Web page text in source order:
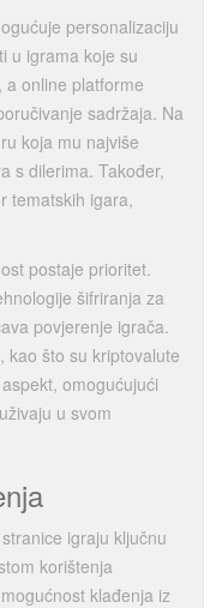
personalizaciju
u igrama koje su
online platforme
sadržaja. Na
koja mu najviše
s dilerima. Također,
tematskih igara,
postaje prioritet.
šifriranja za
povjerenje igrača.
kao što su kriptovalute
omogućujući
u svom
igraju ključnu
korištenja
klađenja iz